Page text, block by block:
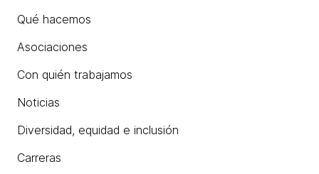
Qué hacemos
Asociaciones
Con quién trabajamos
Noticias
Diversidad, equidad e inclusión
Carreras